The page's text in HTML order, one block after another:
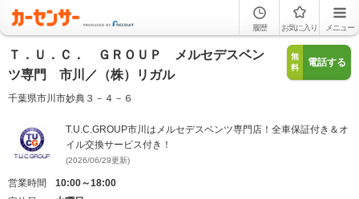
履歴 お気に入り メニュー
Ｔ．Ｕ．Ｃ． ＧＲＯＵＰ メルセデスベン
ツ専門 市川／（株）リガル
千葉県市川市妙典３－４－６
無
料
電話する
T.U.C.GROUP市川はメルセデスベンツ専門店！全車保証付き＆オ
イル交換サービス付き！
(2026/06/29更新)
営業時間
10:00～18:00